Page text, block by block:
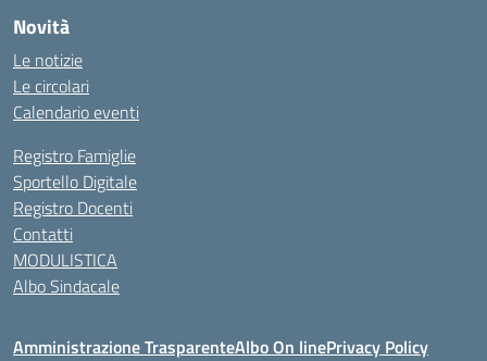
Novità
Le notizie
Le circolari
Calendario eventi
Registro Famiglie
Sportello Digitale
Registro Docenti
Contatti
MODULISTICA
Albo Sindacale
Amministrazione TrasparenteAlbo On linePrivacy Policy